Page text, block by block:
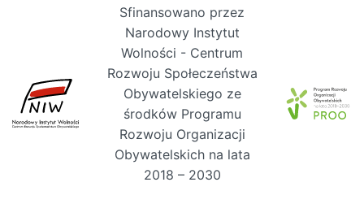
Sfinansowano przez
Narodowy Instytut
Wolności - Centrum
Rozwoju Społeczeństwa
Obywatelskiego ze
środków Programu
Rozwoju Organizacji
Obywatelskich na lata
2018 – 2030